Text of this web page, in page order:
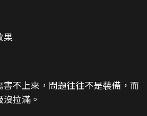
果
不上來，問題往往不是裝備，而
拉滿。